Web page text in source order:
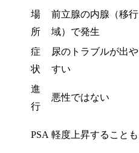
場
所
前立腺の内腺（移行
域）で発生
症
状
尿のトラブルが出や
すい
進
行
悪性ではない
PSA 軽度上昇することも